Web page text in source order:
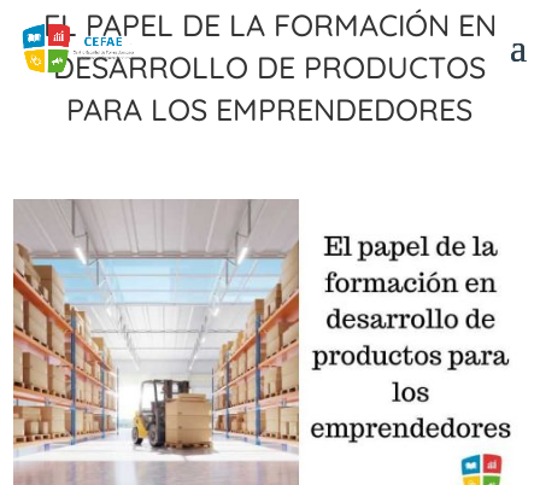
El papel de la formación en
desarrollo de productos
para los emprendedores